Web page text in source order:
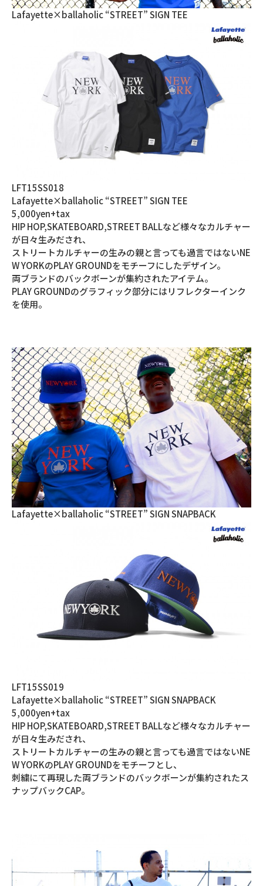
Lafayette×ballaholic “STREET” SIGN TEE
LFT15SS018
Lafayette×ballaholic “STREET” SIGN TEE
5,000yen+tax
HIP HOP,SKATEBOARD,STREET BALLなど様々なカルチャー
が日々生みだされ、
ストリートカルチャーの生みの親と言っても過言ではないNE
W YORKのPLAY GROUNDをモチーフにしたデザイン。
両ブランドのバックボーンが集約されたアイテム。
PLAY GROUNDのグラフィック部分にはリフレクターインク
を使用。
Lafayette×ballaholic “STREET” SIGN SNAPBACK
LFT15SS019
Lafayette×ballaholic “STREET” SIGN SNAPBACK
5,000yen+tax
HIP HOP,SKATEBOARD,STREET BALLなど様々なカルチャー
が日々生みだされ、
ストリートカルチャーの生みの親と言っても過言ではないNE
W YORKのPLAY GROUNDをモチーフとし、
刺繍にて再現した両ブランドのバックボーンが集約されたス
ナップバックCAP。